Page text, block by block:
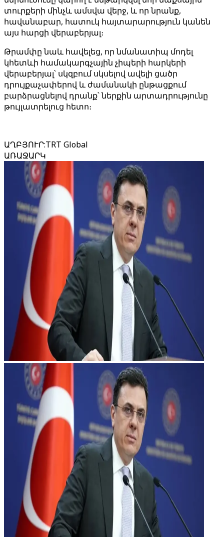
տուրքերի մինչև ամսվա վերջ, և որ նրանք,
հավանաբար, հատուկ հայտարարություն կանեն
այս հարցի վերաբերյալ։
Թրամփը նաև հավելեց, որ նմանատիպ մոդել
կհետևի համակարգչային չիպերի հարկերի
վերաբերյալ՝ սկզբում սկսելով ավելի ցածր
դրույքաչափերով և ժամանակի ընթացքում
բարձրացնելով դրանք՝ ներքին արտադրությունը
թույլատրելուց հետո։
ԱՂԲՅՈՒՐ:TRT Global
ԱՌԱՋԱՐԿ